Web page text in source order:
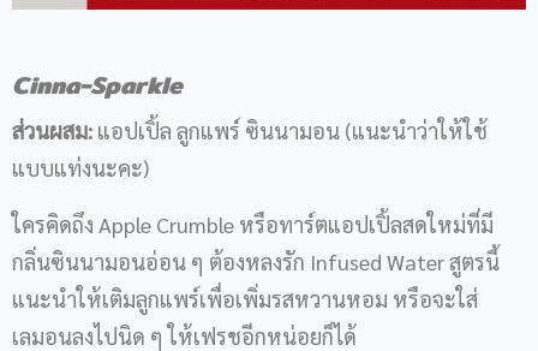
Cinna-Sparkle
ส่วนผสม: แอปเปิ้ล ลูกแพร์ ซินนามอน (แนะนำว่าให้ใช้
แบบแท่งนะคะ)
ใครคิดถึง Apple Crumble หรือทาร์ตแอปเปิ้ลสดใหม่ที่มี
กลิ่นซินนามอนอ่อน ๆ ต้องหลงรัก Infused Water สูตรนี้
แนะนำให้เติมลูกแพร์เพื่อเพิ่มรสหวานหอม หรือจะใส่
เลมอนลงไปนิด ๆ ให้เฟรชอีกหน่อยก็ได้